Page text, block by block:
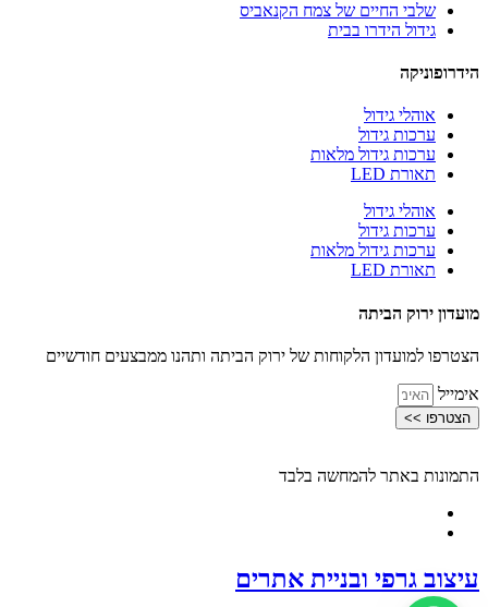
שלבי החיים של צמח הקנאביס
גידול הידרו בבית
הידרופוניקה
אוהלי גידול
ערכות גידול
ערכות גידול מלאות
תאורת LED
אוהלי גידול
ערכות גידול
ערכות גידול מלאות
תאורת LED
מועדון ירוק הביתה
הצטרפו למועדון הלקוחות של ירוק הביתה ותהנו ממבצעים חודשיים
אימייל
הצטרפו >>
התמונות באתר להמחשה בלבד
עיצוב גרפי ובניית אתרים